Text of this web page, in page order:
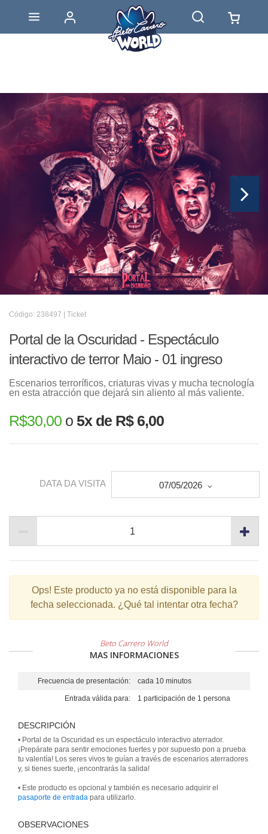
Código: 238497 | Ticket
Portal de la Oscuridad - Espectáculo
interactivo de terror Maio - 01 ingreso
Escenarios terroríficos, criaturas vivas y mucha tecnología
en esta atracción que dejará sin aliento al más valiente.
R$30,00 o 5x de R$ 6,00
DATA DA VISITA 07/05/2026
Ops! Este producto ya no está disponible para la
fecha seleccionada. ¿Qué tal intentar otra fecha?
Beto Carrero World
MAS INFORMACIONES
Frecuencia de presentación: cada 10 minutos
Entrada válida para: 1 participación de 1 persona
DESCRIPCIÓN
• Portal de la Oscuridad es un espectáculo interactivo aterrador.
¡Prepárate para sentir emociones fuertes y por supuesto pon a prueba
tu valentía! Los seres vivos te guían a través de escenarios aterradores
y, si tienes suerte, ¡encontrarás la salida!
• Este producto es opcional y también es necesario adquirir el
pasaporte de entrada para utilizarlo.
OBSERVACIONES